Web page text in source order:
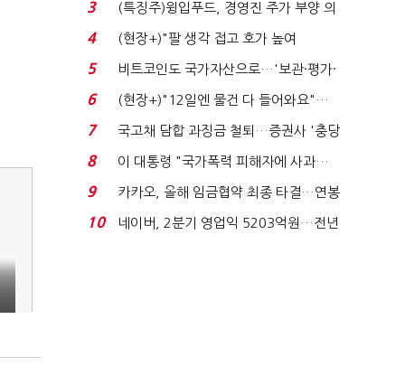
3
(특징주)윙입푸드, 경영진 주가 부양 의
지에 상한가...
4
(현장+)"팔 생각 접고 호가 높여
요"…'덜 똘똘한 한 채' 20...
5
비트코인도 국가자산으로…'보관·평가·
처분' 기준은 ...
6
(현장+)"12일엔 물건 다 들어와요"…
빈 매대 채우며 문 연 ...
7
국고채 담합 과징금 철퇴…증권사 '충당
금 폭탄' 우려...
8
이 대통령 "국가폭력 피해자에 사과…
적극적 조사로 진...
9
카카오, 올해 임금협약 최종 타결…연봉
6.3% 인상·격려...
10
네이버, 2분기 영업익 5203억원…전년